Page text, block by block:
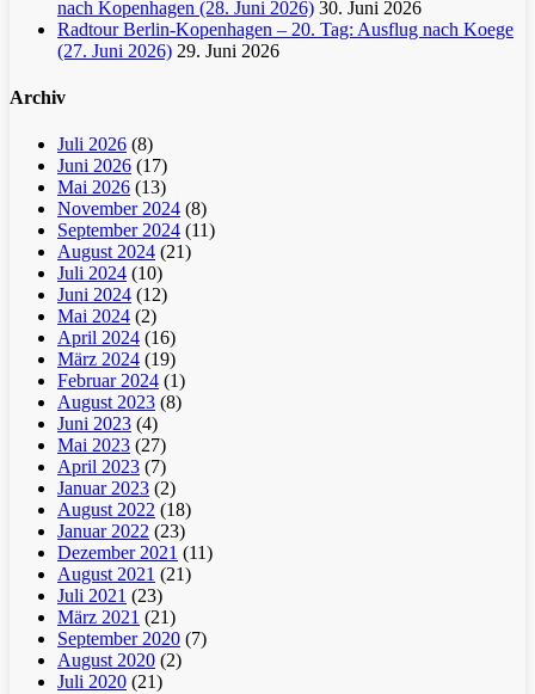
nach Kopenhagen (28. Juni 2026) 30. Juni 2026
Radtour Berlin-Kopenhagen – 20. Tag: Ausflug nach Koege
(27. Juni 2026) 29. Juni 2026
Archiv
Juli 2026 (8)
Juni 2026 (17)
Mai 2026 (13)
November 2024 (8)
September 2024 (11)
August 2024 (21)
Juli 2024 (10)
Juni 2024 (12)
Mai 2024 (2)
April 2024 (16)
März 2024 (19)
Februar 2024 (1)
August 2023 (8)
Juni 2023 (4)
Mai 2023 (27)
April 2023 (7)
Januar 2023 (2)
August 2022 (18)
Januar 2022 (23)
Dezember 2021 (11)
August 2021 (21)
Juli 2021 (23)
März 2021 (21)
September 2020 (7)
August 2020 (2)
Juli 2020 (21)